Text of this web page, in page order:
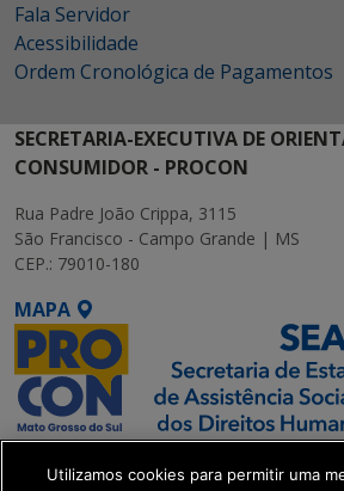
Fala Servidor
Acessibilidade
Ordem Cronológica de Pagamentos
SECRETARIA-EXECUTIVA DE
CONSUMIDOR - PROCON
Rua Padre João Crippa, 3115
São Francisco - Campo Grande | MS
CEP.: 79010-180
MAPA
Utilizamos cookies para permitir uma